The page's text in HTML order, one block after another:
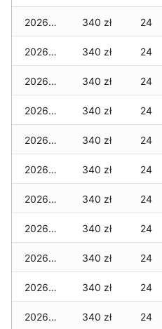
2026-04-19 340 zł 24
2026-04-18 340 zł 24
2026-04-17 340 zł 24
2026-04-16 340 zł 24
2026-04-15 340 zł 24
2026-04-14 340 zł 24
2026-04-13 340 zł 24
2026-04-12 340 zł 24
2026-04-11 340 zł 24
2026-04-10 340 zł 24
2026-04-09 340 zł 24